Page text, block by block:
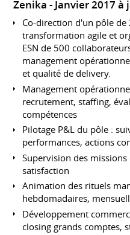
Zenika Janvier 2017 à
Co-direction d'un pôle de
transformation agile et
ESN de 500
management
et qualité de delivery.
Management
recrutement, staffing,
compétences
Pilotage P&L du pôle :
performances, actions
Supervision des
satisfaction
Animation des rituels
hebdomadaires,
Développement
closing grands comptes,